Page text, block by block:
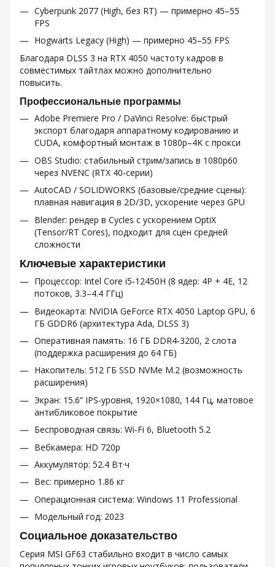
Cyberpunk 2077 (High, без RT) — примерно 45–55
FPS
Hogwarts Legacy (High) — примерно 45–55 FPS
Благодаря DLSS 3 на RTX 4050 частоту кадров в
совместимых тайтлах можно дополнительно
повысить.
Профессиональные программы
Adobe Premiere Pro / DaVinci Resolve: быстрый
экспорт благодаря аппаратному кодированию и
CUDA, комфортный монтаж в 1080p–4K с прокси
OBS Studio: стабильный стрим/запись в 1080p60
через NVENC (RTX 40‑серии)
AutoCAD / SOLIDWORKS (базовые/средние сцены):
плавная навигация в 2D/3D, ускорение через GPU
Blender: рендер в Cycles с ускорением OptiX
(Tensor/RT Cores), подходит для сцен средней
сложности
Ключевые характеристики
Процессор: Intel Core i5‑12450H (8 ядер: 4P + 4E, 12
потоков, 3.3–4.4 ГГц)
Видеокарта: NVIDIA GeForce RTX 4050 Laptop GPU, 6
ГБ GDDR6 (архитектура Ada, DLSS 3)
Оперативная память: 16 ГБ DDR4‑3200, 2 слота
(поддержка расширения до 64 ГБ)
Накопитель: 512 ГБ SSD NVMe M.2 (возможность
расширения)
Экран: 15.6” IPS‑уровня, 1920×1080, 144 Гц, матовое
антибликовое покрытие
Беспроводная связь: Wi‑Fi 6, Bluetooth 5.2
Вебкамера: HD 720p
Аккумулятор: 52.4 Вт·ч
Вес: примерно 1.86 кг
Операционная система: Windows 11 Professional
Модельный год: 2023
Социальное доказательство
Серия MSI GF63 стабильно входит в число самых